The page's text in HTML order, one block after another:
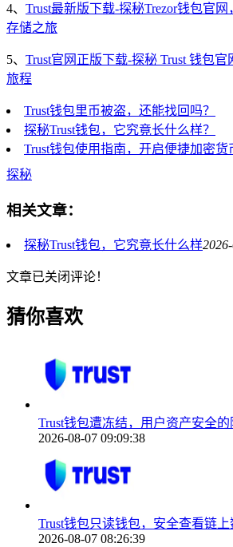
4、 Trust最新版下载-探秘Trezor钱包官
存储之旅
5、 Trust官网正版下载-探秘 Trust 钱包
旅程
Trust钱包里币被盗，还能找回吗？
探秘Trust钱包，它究竟长什么样？
Trust钱包使用指南，开启便捷加密货
探秘
相关文章：
探秘Trust钱包，它究竟长什么样
文章已关闭评论！
猜你喜欢
Trust钱包遭冻结，用户资产安全
2026-08-07 09:09:38
Trust钱包只读钱包，安全查看链
2026-08-07 08:26:39